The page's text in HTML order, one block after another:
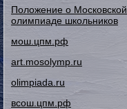
Положение о Московской
олимпиаде школьников
мош.цпм.рф
art.mosolymp.ru
olimpiada.ru
всош.цпм.рф